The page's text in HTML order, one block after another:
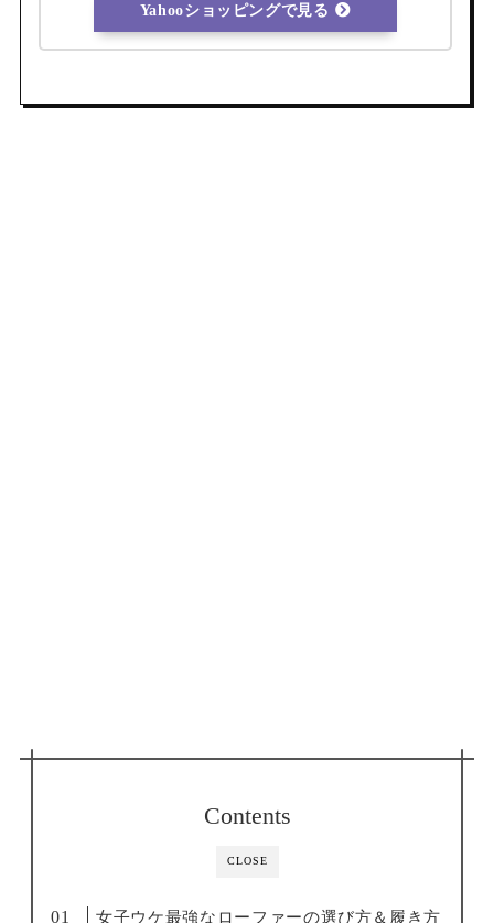
Yahooショッピングで見る
CLOSE
Contents
女子ウケ最強なローファーの選び方＆履き方